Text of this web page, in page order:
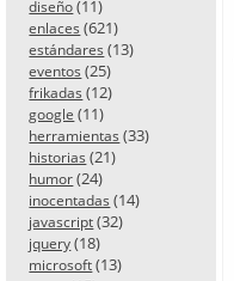
diseño (11)
enlaces (621)
estándares (13)
eventos (25)
frikadas (12)
google (11)
herramientas (33)
historias (21)
humor (24)
inocentadas (14)
javascript (32)
jquery (18)
microsoft (13)